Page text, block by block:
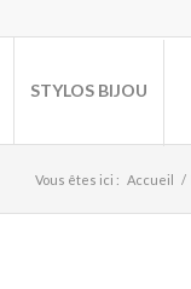
STYLOS BIJOU
Vous êtes ici : Accueil /